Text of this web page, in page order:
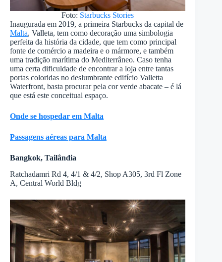
Foto: Starbucks Stories
Inaugurada em 2019, a primeira Starbucks da capital de
Malta, Valleta, tem como decoração uma simbologia
perfeita da história da cidade, que tem como principal
fonte de comércio a madeira e o mármore, e também
uma tradição marítima do Mediterrâneo. Caso tenha
uma certa dificuldade de encontrar a loja entre tantas
portas coloridas no deslumbrante edifício Valletta
Waterfront, basta procurar pela cor verde abacate – é lá
que está este conceitual espaço.
Onde se hospedar em Malta
Passagens aéreas para Malta
Bangkok, Tailândia
Ratchadamri Rd 4, 4/1 & 4/2, Shop A305, 3rd Fl Zone
A, Central World Bldg